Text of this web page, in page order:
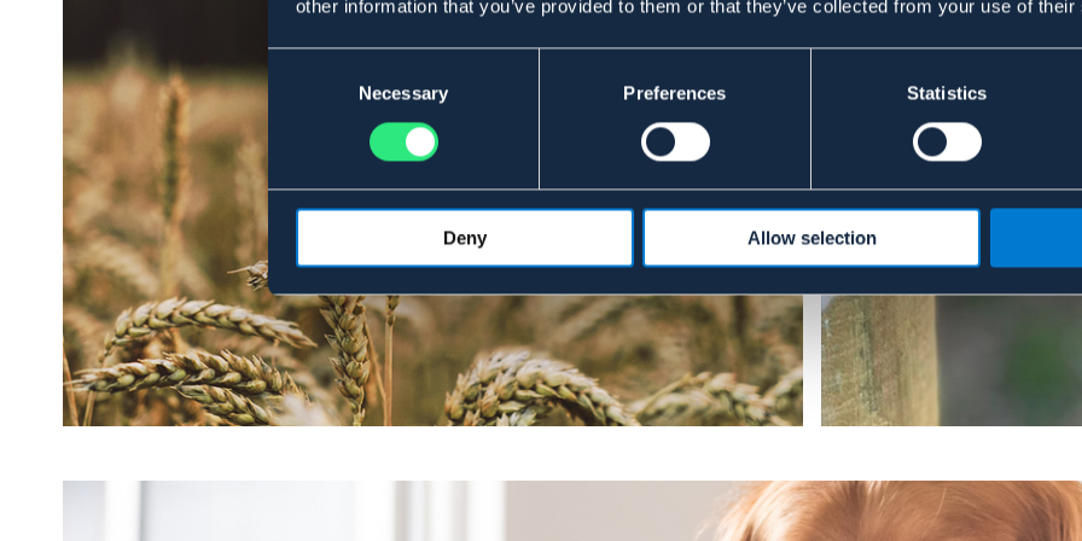
other information that you’ve provided to them or that they’ve collected from your use of
Selection
Necessary Preferences Statistics
Deny Allow selection
UANSET BEHOV
Fodertilskud
Shop her